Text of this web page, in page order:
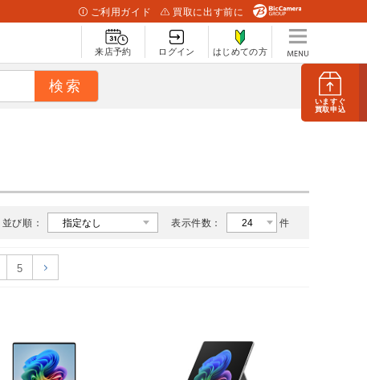
いますぐ
買取申込
ご利用ガイド 買取に出す前に
来店予約 ログイン はじめての方
並び順： 表示件数： 件
5